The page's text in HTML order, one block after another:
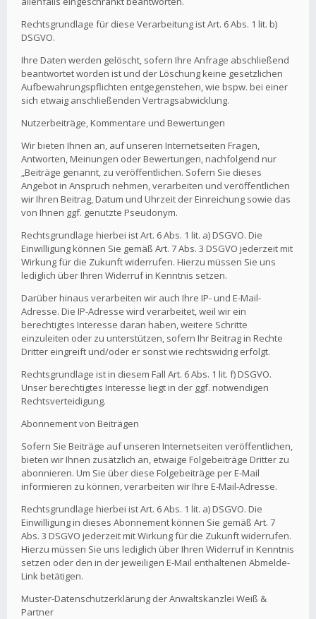
Rechtsgrundlage für diese Verarbeitung ist Art. 6 Abs. 1 lit. b)
DSGVO.
Ihre Daten werden gelöscht, sofern Ihre Anfrage abschließend
beantwortet worden ist und der Löschung keine gesetzlichen
Aufbewahrungspflichten entgegenstehen, wie bspw. bei einer
sich etwaig anschließenden Vertragsabwicklung.
Nutzerbeiträge, Kommentare und Bewertungen
Wir bieten Ihnen an, auf unseren Internetseiten Fragen,
Antworten, Meinungen oder Bewertungen, nachfolgend nur
„Beiträge genannt, zu veröffentlichen. Sofern Sie dieses
Angebot in Anspruch nehmen, verarbeiten und veröffentlichen
wir Ihren Beitrag, Datum und Uhrzeit der Einreichung sowie das
von Ihnen ggf. genutzte Pseudonym.
Rechtsgrundlage hierbei ist Art. 6 Abs. 1 lit. a) DSGVO. Die
Einwilligung können Sie gemäß Art. 7 Abs. 3 DSGVO jederzeit mit
Wirkung für die Zukunft widerrufen. Hierzu müssen Sie uns
lediglich über Ihren Widerruf in Kenntnis setzen.
Darüber hinaus verarbeiten wir auch Ihre IP- und E-Mail-
Adresse. Die IP-Adresse wird verarbeitet, weil wir ein
berechtigtes Interesse daran haben, weitere Schritte
einzuleiten oder zu unterstützen, sofern Ihr Beitrag in Rechte
Dritter eingreift und/oder er sonst wie rechtswidrig erfolgt.
Rechtsgrundlage ist in diesem Fall Art. 6 Abs. 1 lit. f) DSGVO.
Unser berechtigtes Interesse liegt in der ggf. notwendigen
Rechtsverteidigung.
Abonnement von Beiträgen
Sofern Sie Beiträge auf unseren Internetseiten veröffentlichen,
bieten wir Ihnen zusätzlich an, etwaige Folgebeiträge Dritter zu
abonnieren. Um Sie über diese Folgebeiträge per E-Mail
informieren zu können, verarbeiten wir Ihre E-Mail-Adresse.
Rechtsgrundlage hierbei ist Art. 6 Abs. 1 lit. a) DSGVO. Die
Einwilligung in dieses Abonnement können Sie gemäß Art. 7
Abs. 3 DSGVO jederzeit mit Wirkung für die Zukunft widerrufen.
Hierzu müssen Sie uns lediglich über Ihren Widerruf in Kenntnis
setzen oder den in der jeweiligen E-Mail enthaltenen Abmelde-
Link betätigen.
Muster-Datenschutzerklärung der Anwaltskanzlei Weiß &
Partner